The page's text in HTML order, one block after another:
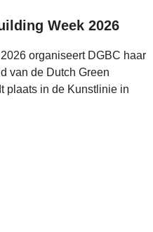
Week 2026
organiseert DGBC haar
van de Dutch Green
plaats in de Kunstlinie in